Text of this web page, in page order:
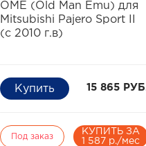
OME (Old Man Emu) для
Mitsubishi Pajero Sport II
(с 2010 г.в)
15 865
Под заказ
КУПИТЬ ЗА
1 587 р./мес